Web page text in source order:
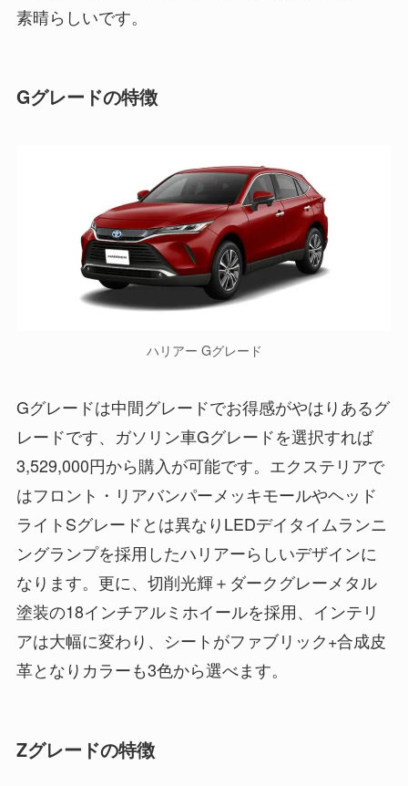
素晴らしいです。
Gグレードの特徴
ハリアー Gグレード
Gグレードは中間グレードでお得感がやはりあるグ
レードです、ガソリン車Gグレードを選択すれば
3,529,000円から購入が可能です。エクステリアで
はフロント・リアバンパーメッキモールやヘッド
ライトSグレードとは異なりLEDデイタイムランニ
ングランプを採用したハリアーらしいデザインに
なります。更に、切削光輝＋ダークグレーメタル
塗装の18インチアルミホイールを採用、インテリ
アは大幅に変わり、シートがファブリック+合成皮
革となりカラーも3色から選べます。
Zグレードの特徴